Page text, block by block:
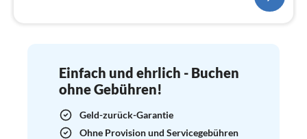
Einfach und ehrlich - Buchen
ohne Gebühren!
Geld-zurück-Garantie
Ohne Provision und Servicegebühren